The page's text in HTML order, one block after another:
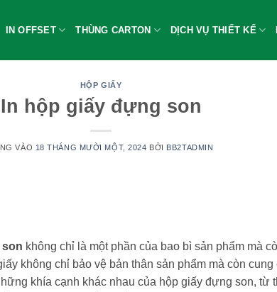
IN OFFSET THÙNG CARTON DỊCH VỤ THIẾT KẾ
HỘP GIẤY
In hộp giấy đựng son
VÀO 18 THÁNG MƯỜI MỘT, 2024 BỞI BB2TADMIN
không chỉ là một phần của bao bì sản phẩm mà
không chỉ bảo vệ bản thân sản phẩm mà còn
khía cạnh khác nhau của hộp giấy đựng son, từ